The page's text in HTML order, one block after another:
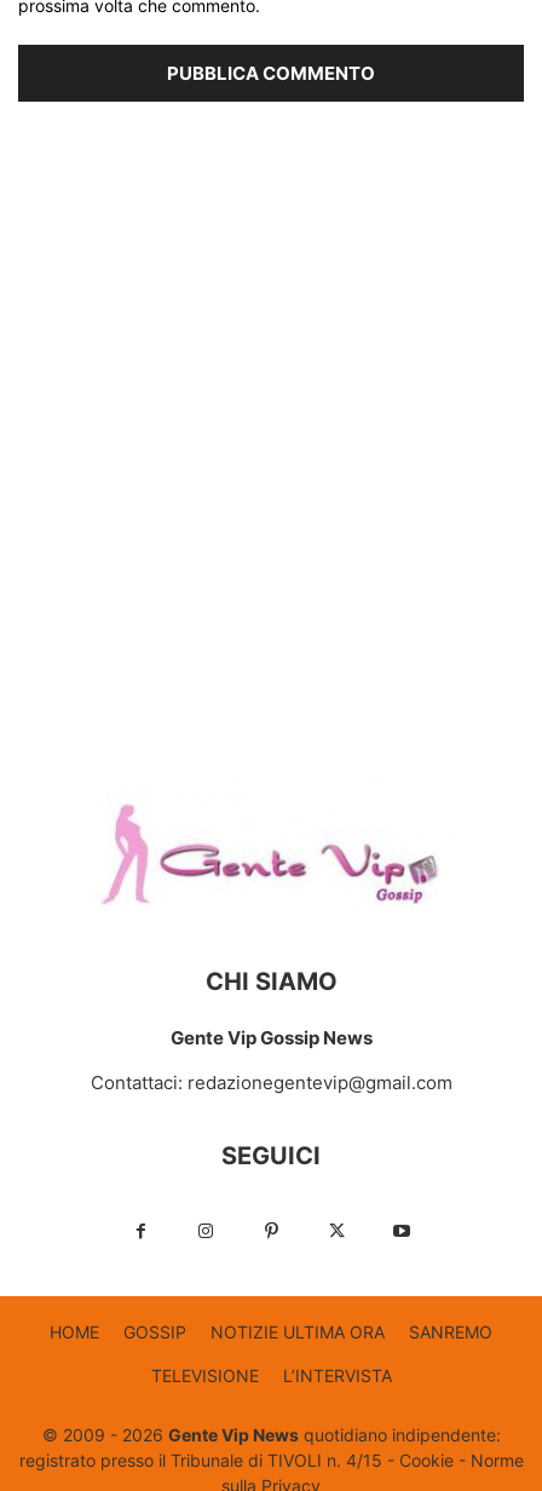
prossima volta che commento.
CHI SIAMO
Gente Vip Gossip News
Contattaci: redazionegentevip@gmail.com
SEGUICI
HOME GOSSIP NOTIZIE ULTIMA ORA SANREMO
TELEVISIONE L’INTERVISTA
© 2009 - 2026 Gente Vip Newsquotidiano indipendente:
registrato presso il Tribunale di TIVOLI n. 4/15 - Cookie- Norme
sulla Privacy